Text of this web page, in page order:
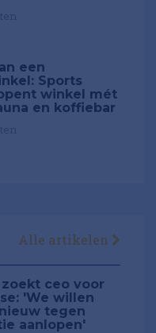
een
Sports
winkel mét
en koffiebar
Alle artikelen
ceo voor
'We willen
tegen
aanlopen'